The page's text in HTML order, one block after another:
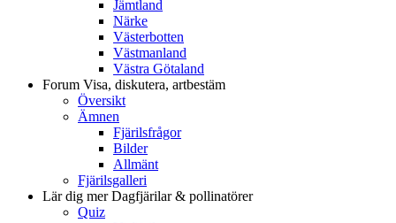
Jämtland
Närke
Västerbotten
Västmanland
Västra Götaland
Forum Visa, diskutera, artbestäm
Översikt
Ämnen
Fjärilsfrågor
Bilder
Allmänt
Fjärilsgalleri
Lär dig merDagfjärilar & pollinatörer
Quiz